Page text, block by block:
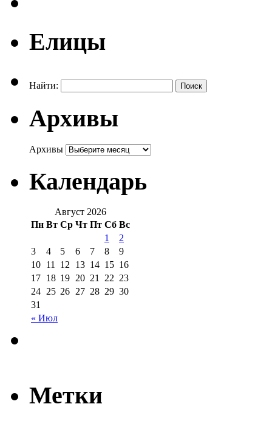
Елицы
Найти:
Архивы
Архивы
Календарь
Август 2026
Пн Вт Ср Чт Пт Сб Вс
« Июл
1
2
3
4 5 6 7 8
9
10 11 12 13 14 15 16
17 18 19 20 21 22 23
24 25 26 27 28 29 30
31
Метки